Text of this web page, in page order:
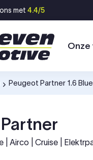
met 4.4/5
Onze
-
Peugeot Partner 1.6
| Airco | Cruise |